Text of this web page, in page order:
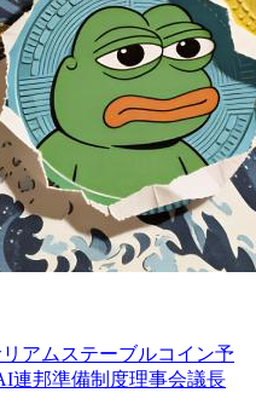
アム ステーブルコイン予
連邦準備制度理事会議長